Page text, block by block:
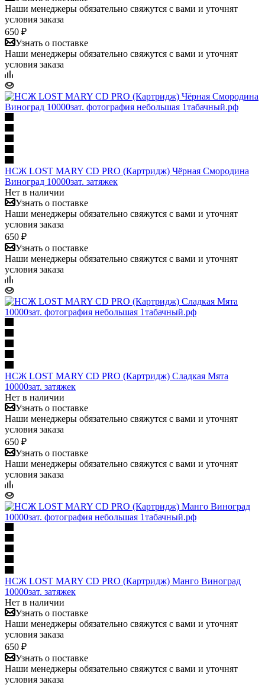
Наши менеджеры обязательно свяжутся с вами и уточнят
условия заказа
650 ₽
Узнать о поставке
Наши менеджеры обязательно свяжутся с вами и уточнят
условия заказа
НСЖ LOST MARY CD PRO (Картридж) Чёрная Смородина
Виноград 10000зат. затяжек
Нет в наличии
Узнать о поставке
Наши менеджеры обязательно свяжутся с вами и уточнят
условия заказа
650 ₽
Узнать о поставке
Наши менеджеры обязательно свяжутся с вами и уточнят
условия заказа
НСЖ LOST MARY CD PRO (Картридж) Сладкая Мята
10000зат. затяжек
Нет в наличии
Узнать о поставке
Наши менеджеры обязательно свяжутся с вами и уточнят
условия заказа
650 ₽
Узнать о поставке
Наши менеджеры обязательно свяжутся с вами и уточнят
условия заказа
НСЖ LOST MARY CD PRO (Картридж) Манго Виноград
10000зат. затяжек
Нет в наличии
Узнать о поставке
Наши менеджеры обязательно свяжутся с вами и уточнят
условия заказа
650 ₽
Узнать о поставке
Наши менеджеры обязательно свяжутся с вами и уточнят
условия заказа